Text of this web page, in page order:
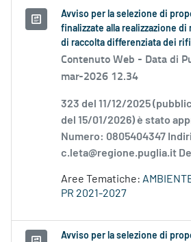
Avviso per la selezione di
finalizzate alla realizzazione
di raccolta differenziata dei
Contenuto Web - Data di
mar-2026 12.34
323 del 11/12/2025
del 15/01/2026) è stato
Numero: 0805404347
c.leta@regione.puglia.it
Aree Tematiche:
PR 2021-2027
Avviso per la selezione di